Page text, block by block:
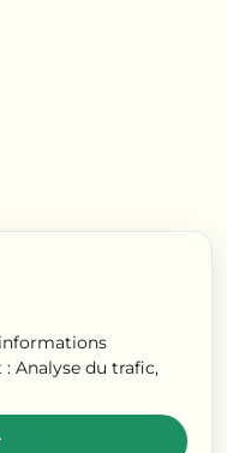
: Analyse du trafic,